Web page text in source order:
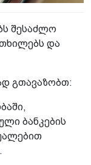
შესაძლო
და
გთავაზობთ:
ბანკების